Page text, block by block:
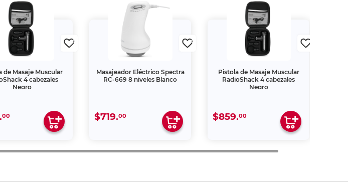
de Masaje Muscular
4 cabezales
Negro
00
Masajeador Eléctrico Spectra
RC-669 8 niveles Blanco
$719.00
Pistola de Masaje Muscular
RadioShack 4 cabezales
Negro
$859.00